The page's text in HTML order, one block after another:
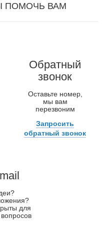
ПОМОЧЬ ВАМ
Обратный
звонок
Оставьте номер,
мы вам
перезвоним
Запросить
обратный звонок
для